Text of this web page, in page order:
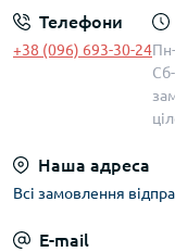
Телефони
+38 (096) 693-30-24
Наша адреса
Всі замовлення
E-mail